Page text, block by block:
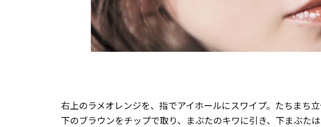
右上のラメオレンジを、指でアイホールにスワイプ。たちまち
下のブラウンをチップで取り、まぶたのキワに引き、下まぶた